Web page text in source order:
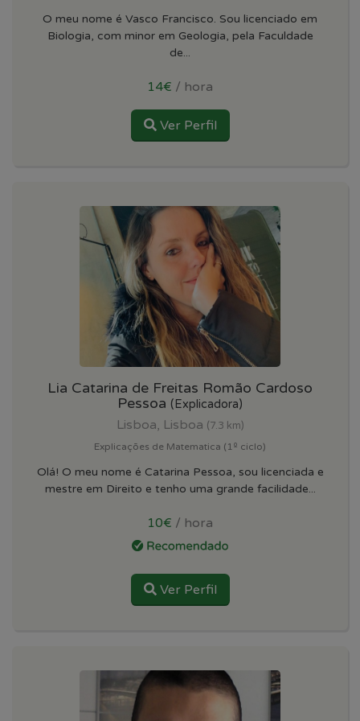
O meu nome é Vasco Francisco. Sou licenciado em
Biologia, com minor em Geologia, pela Faculdade
de...
14€ / hora
Ver Perfil
Lia Catarina de Freitas Romão Cardoso
Pessoa (Explicadora)
Lisboa, Lisboa (7.3 km)
Explicações de Matematica (1º ciclo)
Olá! O meu nome é Catarina Pessoa, sou licenciada e
mestre em Direito e tenho uma grande facilidade...
10€ / hora
Ver Perfil